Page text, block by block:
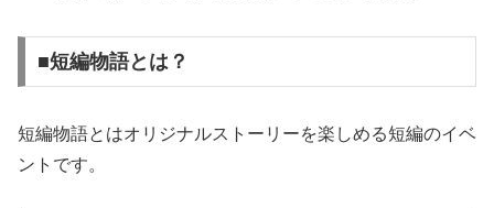
■短編物語とは？
短編物語とはオリジナルストーリーを楽しめる短編のイベ
ントです。